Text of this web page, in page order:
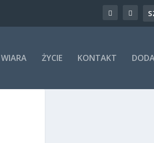
WIARA ŻYCIE KONTAKT